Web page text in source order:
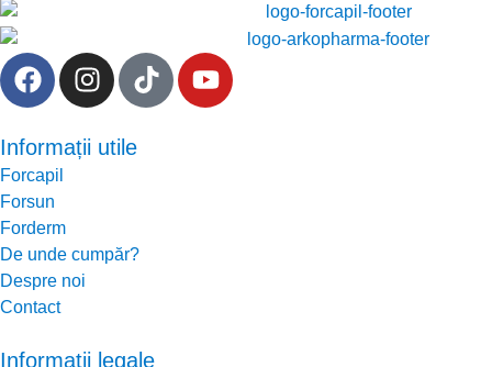
Informații utile
Forcapil
Forsun
Forderm
De unde cumpăr?
Despre noi
Contact
Informații legale